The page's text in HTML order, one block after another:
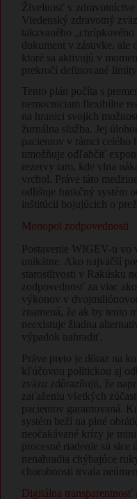
Živelnosť v
Viedenský zdravotný
takzvaného
dokument v zásuvke, ale
ktoré sa aktivujú v
prekročí definované limity.
Tento plán počíta s
nemocniciam flexibilne
na hranici svojich
žurnálna služba. Jej
pacientov v rámci celého
umožňuje odľahčiť
rezervy tam, kde vlna
vrchol. Práve táto
odlišuje funkčný systém
inštitúcií bojujúcich o
Monopol zodpovednosti
Postavenie WIGEV-u vo
unikátne. Ako najväčší
starostlivosti v Rakúsku
zodpovednosť za viac
výkonov v
znamená, že ak by tento
neexistuje žiadna
výpadok nahradiť.
Práve preto je dôraz na
kľúčovou politickou aj
zväzu zdôrazňujú, že
zaťaženiu všetkých
pacientov garantovaná.
systém beží na plné
neočakávané krízy je
procesné riadenie sú síce
nenahradia chýbajúce
chorobnosti trvala
Digitálna transparentnosť